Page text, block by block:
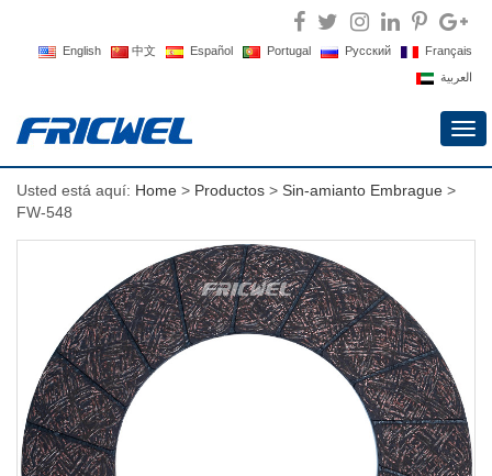
English 中文 Español Portugal Русский
Français
العربية
Usted está aquí: Home > Productos > Sin-amianto Embrague >
FW-548